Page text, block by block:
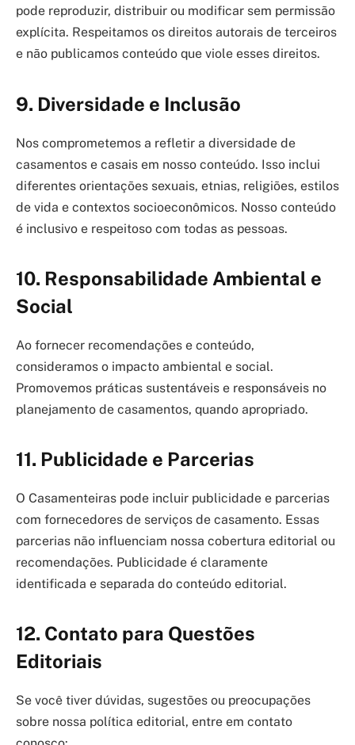
pode reproduzir, distribuir ou modificar sem permissão
explícita. Respeitamos os direitos autorais de terceiros
e não publicamos conteúdo que viole esses direitos.
9. Diversidade e Inclusão
Nos comprometemos a refletir a diversidade de
casamentos e casais em nosso conteúdo. Isso inclui
diferentes orientações sexuais, etnias, religiões, estilos
de vida e contextos socioeconômicos. Nosso conteúdo
é inclusivo e respeitoso com todas as pessoas.
10. Responsabilidade Ambiental e
Social
Ao fornecer recomendações e conteúdo,
consideramos o impacto ambiental e social.
Promovemos práticas sustentáveis e responsáveis no
planejamento de casamentos, quando apropriado.
11. Publicidade e Parcerias
O Casamenteiras pode incluir publicidade e parcerias
com fornecedores de serviços de casamento. Essas
parcerias não influenciam nossa cobertura editorial ou
recomendações. Publicidade é claramente
identificada e separada do conteúdo editorial.
12. Contato para Questões
Editoriais
Se você tiver dúvidas, sugestões ou preocupações
sobre nossa política editorial, entre em contato